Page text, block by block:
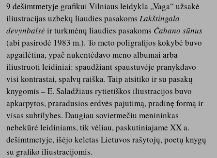
9 dešimtmetyje grafikui Vilniaus leidykla „Vaga“ užsakė
iliustracijas uzbekų liaudies pasakomsLakštingala
devynbalsė ir turkmėnų liaudies pasakoms Čabano sūnus
(abi pasirodė 1983 m.). To meto poligrafijos kokybė buvo
apgailėtina, ypač nukentėdavo meno albumai arba
iliustruoti leidiniai: spaudžiant spaustuvėje pranykdavo
visi kontrastai, spalvų raiška. Taip atsitiko ir su pasakų
knygomis – E. Saladžiaus rytietiškos iliustracijos buvo
apkarpytos, praradusios erdvės pajutimą, pradinę formą ir
visas subtilybes. Daugiau sovietmečiu menininkas
nebekūrė leidiniams, tik vėliau, paskutiniajame XX a.
dešimtmetyje, išėjo keletas Lietuvos rašytojų, poetų knygų
su grafiko iliustracijomis.